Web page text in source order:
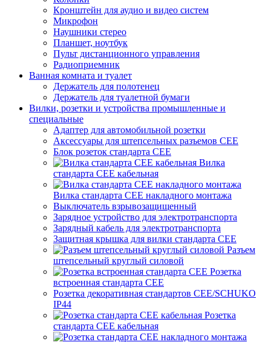
Кронштейн для аудио и видео систем
Микрофон
Наушники стерео
Планшет, ноутбук
Пульт дистанционного управления
Радиоприемник
Ванная комната и туалет
Держатель для полотенец
Держатель для туалетной бумаги
Вилки, розетки и устройства промышленные и
специальные
Адаптер для автомобильной розетки
Аксессуары для штепсельных разъемов CEE
Блок розеток стандарта CEE
Вилка
стандарта CEE кабельная
Вилка стандарта CEE накладного монтажа
Выключатель взрывозащищенный
Зарядное устройство для электротранспорта
Зарядный кабель для электротранспорта
Защитная крышка для вилки стандарта CEE
Разъем
штепсельный круглый силовой
Розетка
встроенная стандарта CEE
Розетка декоративная стандартов CEE/SCHUKO
IP44
Розетка
стандарта СЕЕ кабельная